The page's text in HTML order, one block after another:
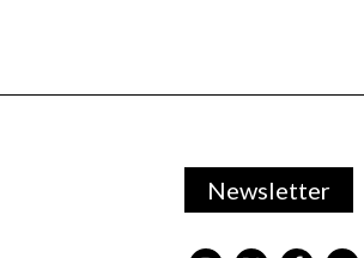
Newsletter